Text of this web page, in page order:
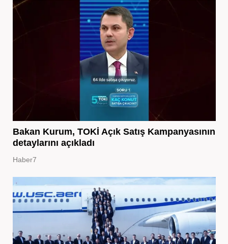
Bakan Kurum, TOKİ Açık Satış Kampanyasının
detaylarını açıkladı
Haber7